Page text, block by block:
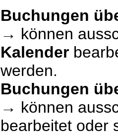
Buchungen
→ können
Kalender
werden.
Buchungen
→ können
bearbeitet oder